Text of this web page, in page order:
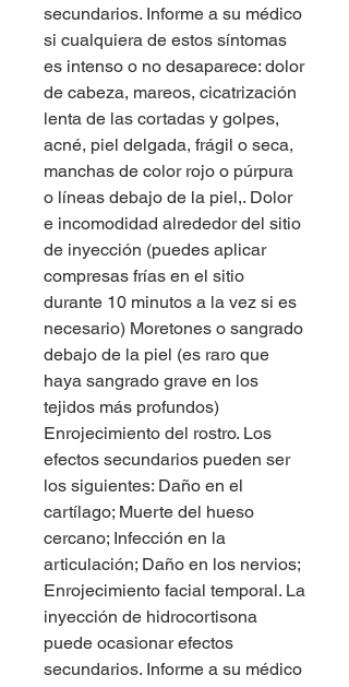
secundarios. Informe a su médico
si cualquiera de estos síntomas
es intenso o no desaparece: dolor
de cabeza, mareos, cicatrización
lenta de las cortadas y golpes,
acné, piel delgada, frágil o seca,
manchas de color rojo o púrpura
o líneas debajo de la piel,. Dolor
e incomodidad alrededor del sitio
de inyección (puedes aplicar
compresas frías en el sitio
durante 10 minutos a la vez si es
necesario) Moretones o sangrado
debajo de la piel (es raro que
haya sangrado grave en los
tejidos más profundos)
Enrojecimiento del rostro. Los
efectos secundarios pueden ser
los siguientes: Daño en el
cartílago; Muerte del hueso
cercano; Infección en la
articulación; Daño en los nervios;
Enrojecimiento facial temporal. La
inyección de hidrocortisona
puede ocasionar efectos
secundarios. Informe a su médico